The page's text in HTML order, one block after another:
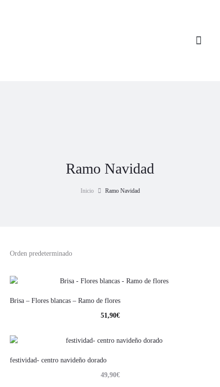
Ramo Navidad
Inicio Ramo Navidad
Brisa – Flores blancas – Ramo de flores
51,90€
festividad- centro navideño dorado
49,90€